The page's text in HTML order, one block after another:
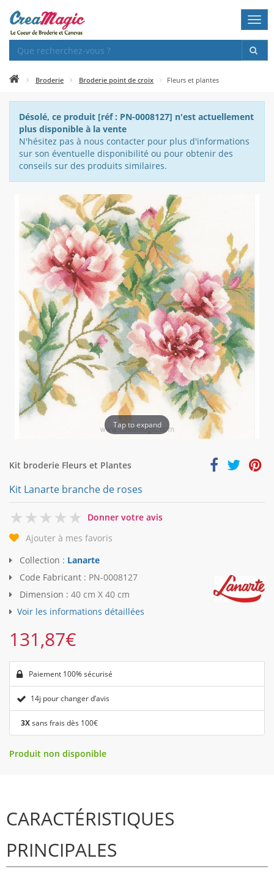
Broderie Broderie point de croix Fleurs et plantes
Désolé, ce produit [réf : PN-0008127] n'est actuellement
plus disponible à la vente
N'hésitez pas à nous contacter pour plus d'informations
sur son éventuelle disponibilité ou pour obtenir des
conseils sur des produits similaires.
Tap to expand
Kit broderie Fleurs et Plantes
Kit Lanarte branche de roses
0
Donner votre avis
Ajouter à mes favoris
Collection : Lanarte
Code Fabricant : PN-0008127
Dimension : 40 cm X 40 cm
Voir les informations détaillées
131,87€
Paiement 100% sécurisé
14j pour changer d’avis
3Xsans frais dès 100€
Produit non disponible
CARACTÉRISTIQUES
PRINCIPALES